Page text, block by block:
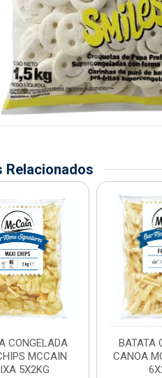
Relacionados
CONGELADA
MCCAIN
5X2KG
BATATA
CANOA